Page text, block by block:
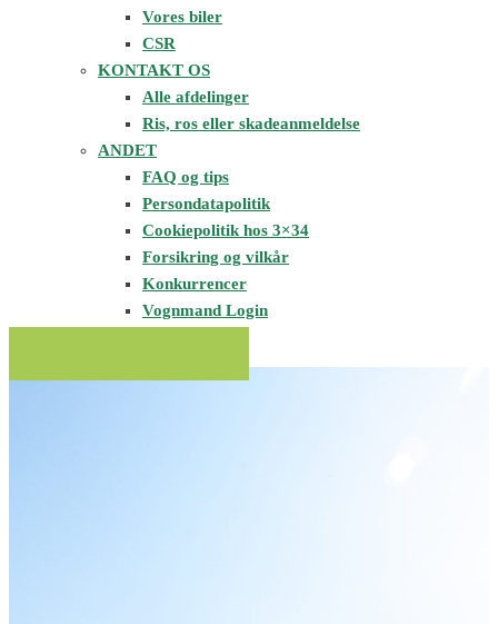
Vores biler
CSR
KONTAKT OS
Alle afdelinger
Ris, ros eller skadeanmeldelse
ANDET
FAQ og tips
Persondatapolitik
Cookiepolitik hos 3×34
Forsikring og vilkår
Konkurrencer
Vognmand Login